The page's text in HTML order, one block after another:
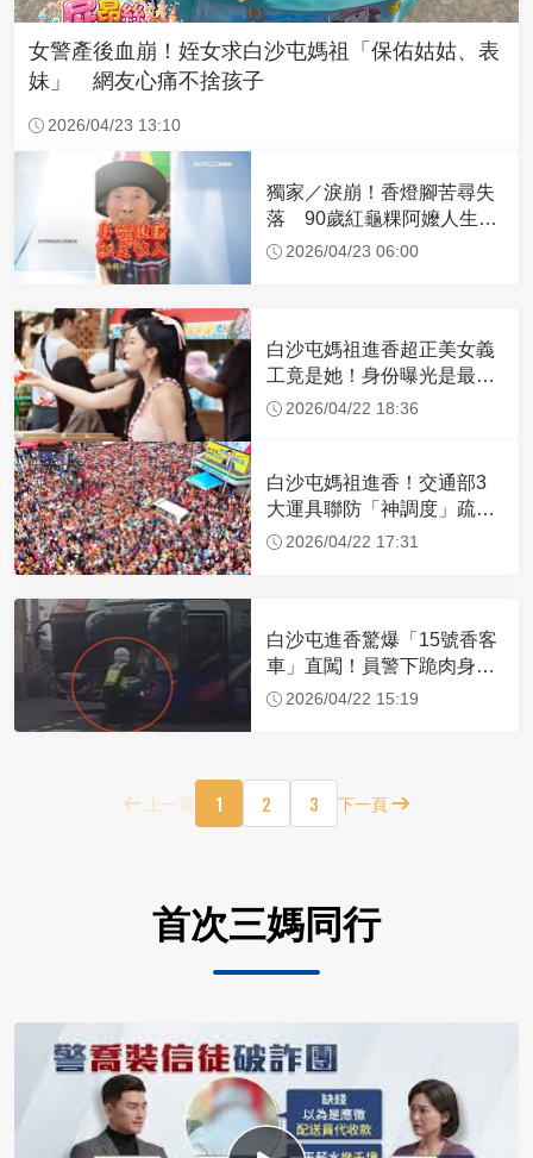
女警產後血崩！姪女求白沙屯媽祖「保佑姑姑、表
妹」 網友心痛不捨孩子
2026/04/23 13:10
獨家／淚崩！香燈腳苦尋失
落 90歲紅龜粿阿嬤人生謝
幕2026/04/23 06:00
白沙屯媽祖進香超正美女義
工竟是她！身份曝光是最美
禮生 一輩子不結婚
2026/04/22 18:36
白沙屯媽祖進香！交通部3
大運具聯防「神調度」疏運
32.1萬創新高
2026/04/22 17:31
白沙屯進香驚爆「15號香客
車」直闖！員警下跪肉身擋
車：讓行人先過
2026/04/22 15:19
上一頁 1 2 3 下一頁
首次三媽同行